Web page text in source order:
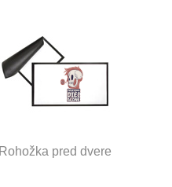
Rohožka pred dvere